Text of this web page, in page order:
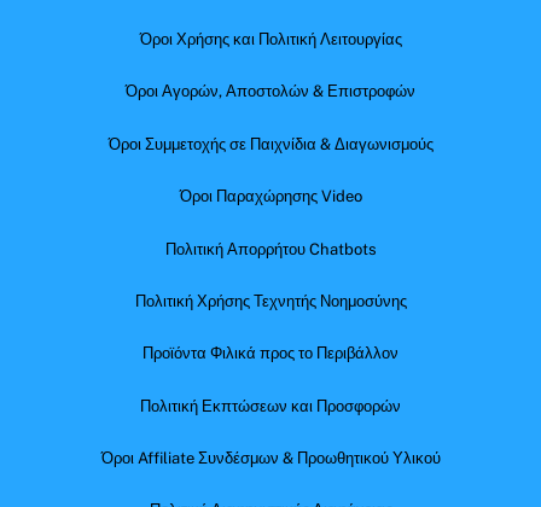
Όροι Χρήσης και Πολιτική Λειτουργίας
Όροι Αγορών, Αποστολών & Επιστροφών
Όροι Συμμετοχής σε Παιχνίδια & Διαγωνισμούς
Όροι Παραχώρησης Video
Πολιτική Απορρήτου Chatbots
Πολιτική Χρήσης Τεχνητής Νοημοσύνης
Προϊόντα Φιλικά προς το Περιβάλλον
Πολιτική Εκπτώσεων και Προσφορών
Όροι Affiliate Συνδέσμων & Προωθητικού Υλικού